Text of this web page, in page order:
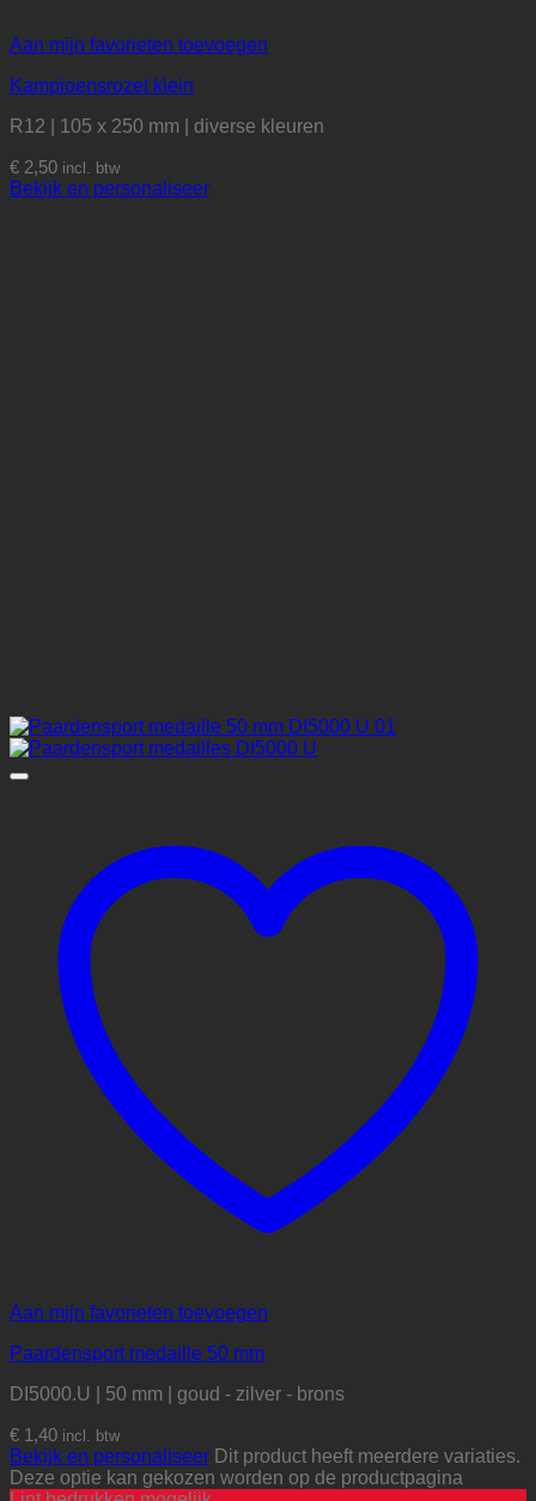
Aan mijn favorieten toevoegen
Kampioensrozet klein
R12 | 105 x 250 mm | diverse kleuren
€ 2,50 incl. btw
Bekijk en personaliseer
Aan mijn favorieten toevoegen
Paardensport medaille 50 mm
DI5000.U | 50 mm | goud - zilver - brons
€ 1,40 incl. btw
Bekijk en personaliseer Dit product heeft meerdere variaties.
Deze optie kan gekozen worden op de productpagina